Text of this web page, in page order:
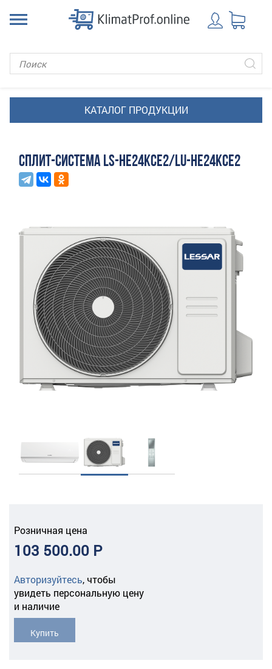
СПЛИТ-СИСТЕМА LS-HE24KCE2/LU-HE24KCE2
Розничная цена
103 500.00 Р
Авторизуйтесь, чтобы
увидеть персональную цену
и наличие
Купить